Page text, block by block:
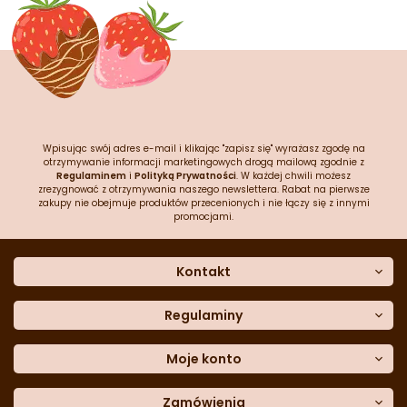
Wpisując swój adres e-mail i klikając "zapisz się" wyrażasz zgodę na
otrzymywanie informacji marketingowych drogą mailową zgodnie z
Regulaminem i Polityką Prywatności. W każdej chwili możesz
zrezygnować z otrzymywania naszego newslettera. Rabat na pierwsze
zakupy nie obejmuje produktów przecenionych i nie łączy się z innymi
promocjami.
Kontakt
Dane kontaktowe
Często zadawane pytania
Sklep stacjonarny
Formularz kontaktowy
Blog
Regulaminy
Polityka prywatności
Polityka cookies
Polityka reklamacji
Moje konto
Moje dane
Zamówienia